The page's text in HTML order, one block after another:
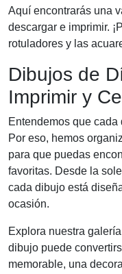
Aquí encontrarás una
descargar e imprimir.
rotuladores y las
Dibujos de
Imprimir y
Entendemos que
Por eso, hemos
para que puedas
favoritas. Desde la
cada dibujo está
ocasión.
Explora nuestra
dibujo puede
memorable, una